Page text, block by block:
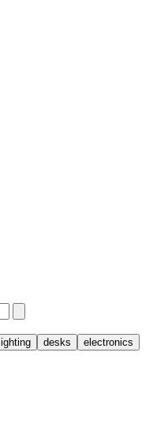
lighting desks electronics